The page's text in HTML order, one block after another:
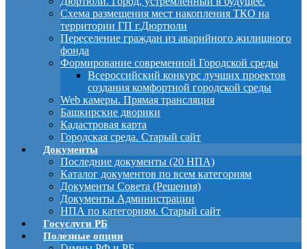
Схема размещения мест накопления ТКО на
территории ГП г.Дюртюли
Переселение граждан из аварийного жилищного
фонда
Формирование современной Городской среды
Всероссийский конкурс лучших проектов
создания комфортной городской среды
Web камеры. Прямая трансляция
Башкирские дворики
Кадастровая карта
Городская среда. Старый сайт
Документы
Последние документы (20 НПА)
Каталог документов по всем категориям
Документы Совета (Решения)
Документы Администрации
НПА по категориям. Старый сайт
Госуслуги РБ
Полезные опции